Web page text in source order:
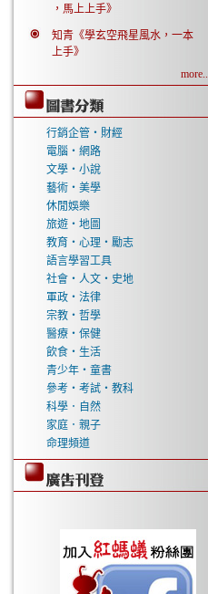
，馬上上手》
知青《學玄空飛星風水，一本
上手》
more..
行銷企管‧財經
電腦‧網路
文學‧小說
藝術‧美學
休閒娛樂
旅遊‧地圖
教育‧心理‧勵志
語言學習工具
社會‧人文‧史地
軍政‧法律
宗教‧哲學
醫療‧保健
飲食‧生活
青少年‧童書
參考‧考試‧教科
科學．自然
家庭．親子
命理頻道